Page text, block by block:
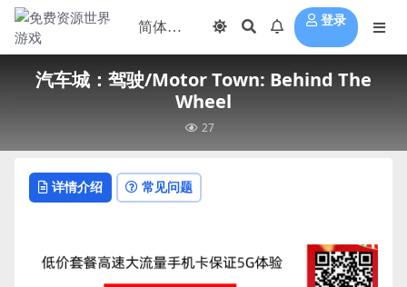
登录
汽车城：驾驶/Motor Town: Behind The
Wheel
27
详情介绍 常见问题